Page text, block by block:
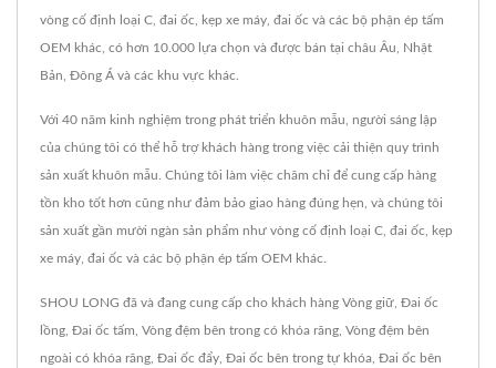
vòng cố định loại C, đai ốc, kẹp xe máy, đai ốc và các bộ phận ép tấm
OEM khác, có hơn 10.000 lựa chọn và được bán tại châu Âu, Nhật
Bản, Đông Á và các khu vực khác.
Với 40 năm kinh nghiệm trong phát triển khuôn mẫu, người sáng lập
của chúng tôi có thể hỗ trợ khách hàng trong việc cải thiện quy trình
sản xuất khuôn mẫu. Chúng tôi làm việc chăm chỉ để cung cấp hàng
tồn kho tốt hơn cũng như đảm bảo giao hàng đúng hẹn, và chúng tôi
sản xuất gần mười ngàn sản phẩm như vòng cố định loại C, đai ốc, kẹp
xe máy, đai ốc và các bộ phận ép tấm OEM khác.
SHOU LONG đã và đang cung cấp cho khách hàng Vòng giữ, Đai ốc
lồng, Đai ốc tấm, Vòng đệm bên trong có khóa răng, Vòng đệm bên
ngoài có khóa răng, Đai ốc đẩy, Đai ốc bên trong tự khóa, Đai ốc bên